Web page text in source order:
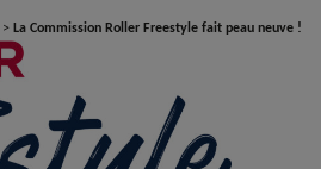
> La Commission Roller Freestyle fait peau neuve !